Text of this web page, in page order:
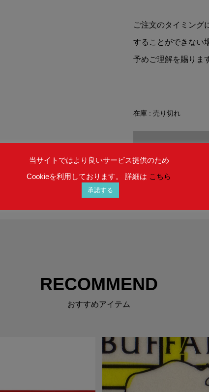
ご注文のタイミング
することができない
予めご理解を賜りま
在庫 : 売り切れ
SOLD
RECOMMEND
おすすめアイテム
当サイトではより良いサービス提供のため
Cookieを利用しております。 詳細は こちら
承諾する